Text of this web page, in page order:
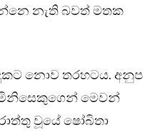
නැති බවත් මතක
නොව තරහටය. අනුප
මෙවන්
වූයේ ෂෝබිතා